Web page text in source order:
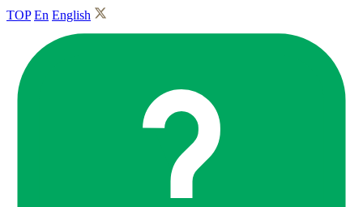
TOP En English